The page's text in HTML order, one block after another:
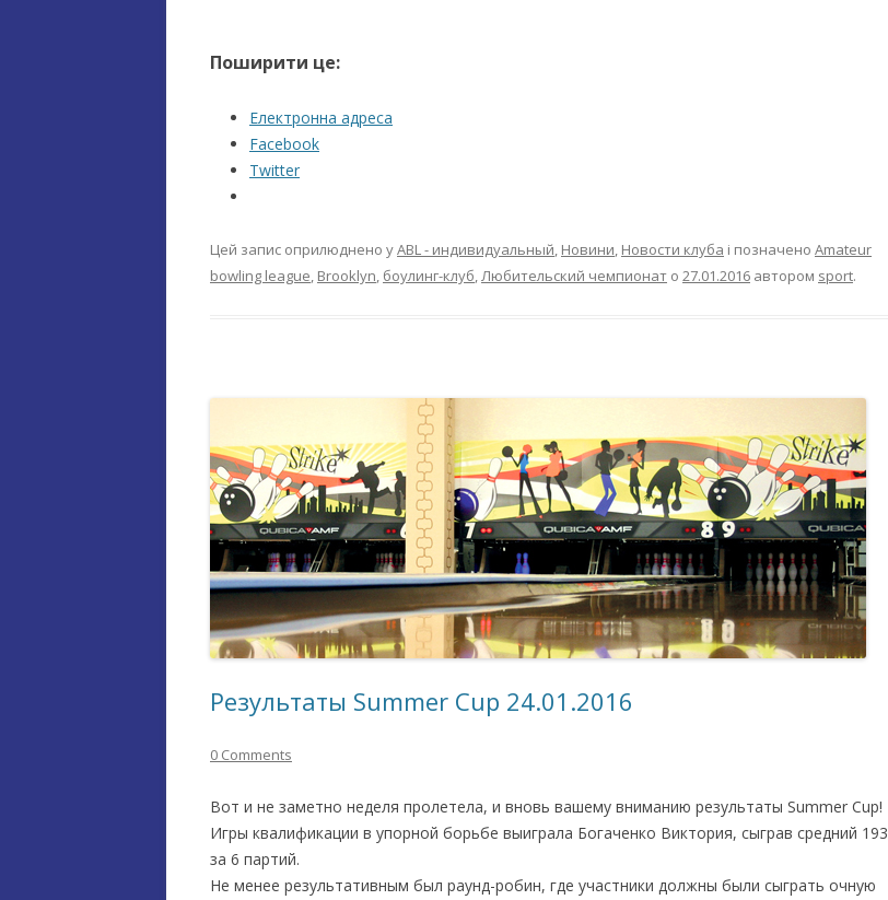
Поширити це:
Електронна адреса
Facebook
Twitter
Цей запис оприлюднено уABL - индивидуальный, Новини, Новости клуба і позначено Amateur
bowling league, Brooklyn, боулинг-клуб,Любительский чемпионат о 27.01.2016 автором sport.
Результаты Summer Cup 24.01.2016
0 Comments
Вот и не заметно неделя пролетела, и вновь вашему вниманию результаты Summer Cup!
Игры квалификации в упорной борьбе выиграла Богаченко Виктория, сыграв средний 193
за 6 партий.
Не менее результативным был раунд-робин, где участники должны были сыграть очную